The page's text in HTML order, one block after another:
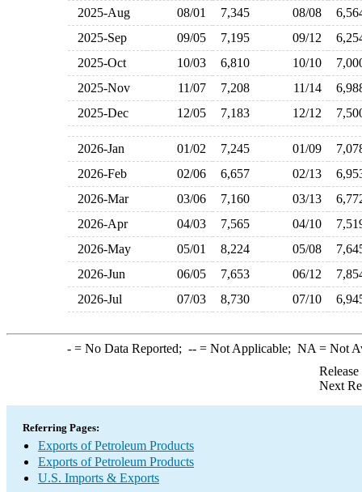
2025-Aug
08/01 7,345 08/08
2025-Sep
09/05 7,195 09/12
2025-Oct
10/03 6,810 10/10
2025-Nov
11/07 7,208 11/14
2025-Dec
12/05 7,183 12/12
2026-Jan 01/02 7,245 01/09
2026-Feb
02/06 6,657 02/13
2026-Mar
03/06 7,160 03/13
2026-Apr
04/03 7,565 04/10
2026-May
05/01 8,224 05/08
2026-Jun
06/05 7,653 06/12
2026-Jul
07/03 8,730 07/10
-= No Data Reported; --= Not Applicable; NA = Not
Next
Referring Pages:
Exports of Petroleum Products
Exports of Petroleum Products
U.S. Imports & Exports